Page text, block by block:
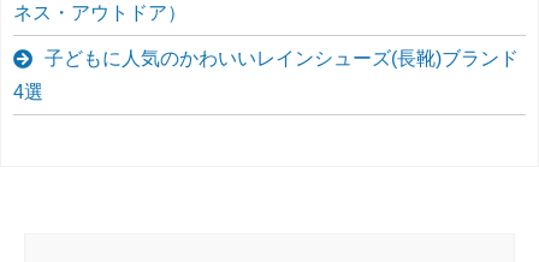
ネス・アウトドア）
子どもに人気のかわいいレインシューズ(長靴)ブランド
4選